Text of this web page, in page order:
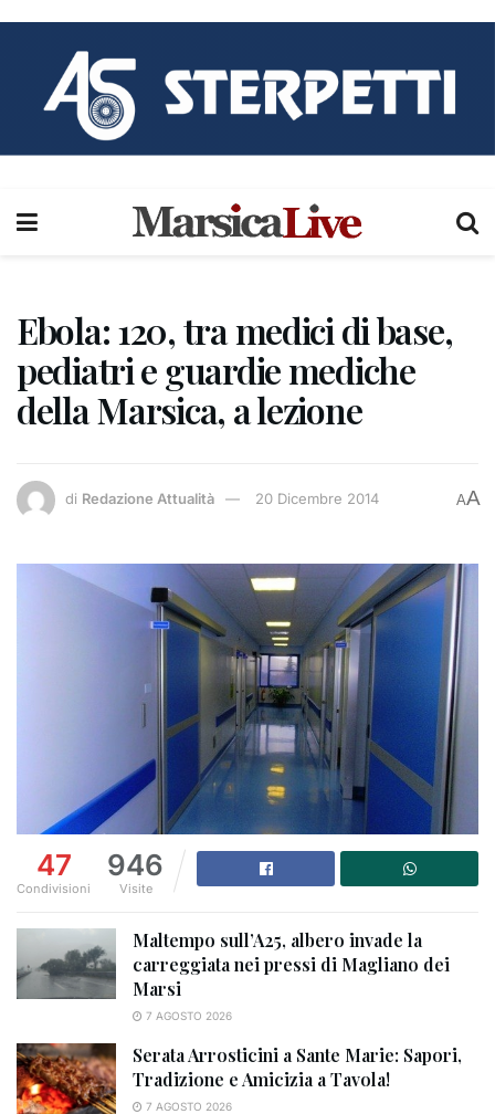
Ebola: 120, tra medici di base,
pediatri e guardie mediche
della Marsica, a lezione
di Redazione Attualità 20 Dicembre 2014 AA
47
Condivisioni
946
Visite
Maltempo sull’A25, albero invade la
carreggiata nei pressi di Magliano dei
Marsi
7 AGOSTO 2026
Serata Arrosticini a Sante Marie: Sapori,
Tradizione e Amicizia a Tavola!
7 AGOSTO 2026